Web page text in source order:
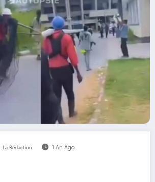
La Rédaction 1 An Ago